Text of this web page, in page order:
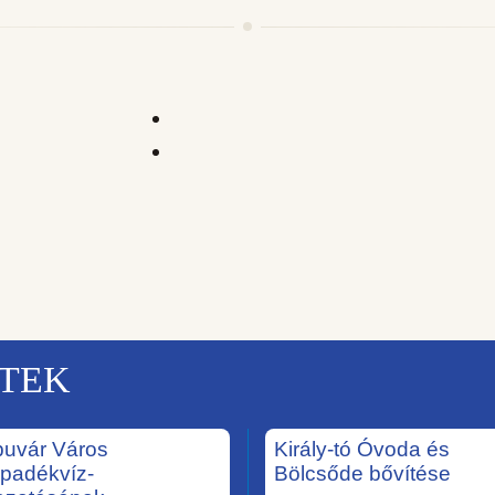
Város
Király-tó Óvoda és
Bölcsőde bővítése